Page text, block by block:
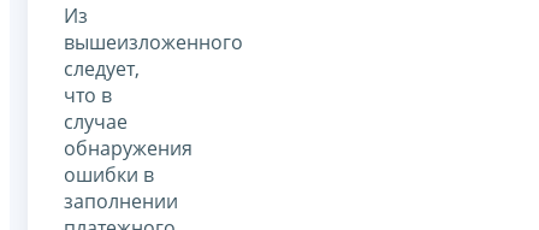
Из
вышеизложенного
следует,
что в
случае
обнаружения
ошибки в
заполнении